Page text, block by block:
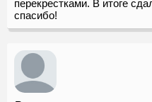
перекрестками. В итоге
спасибо!